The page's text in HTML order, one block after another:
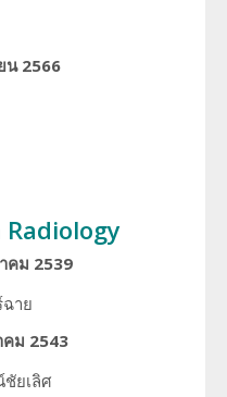
น 2566
คม 2539
าย
ม 2543
ชัยเลิศ